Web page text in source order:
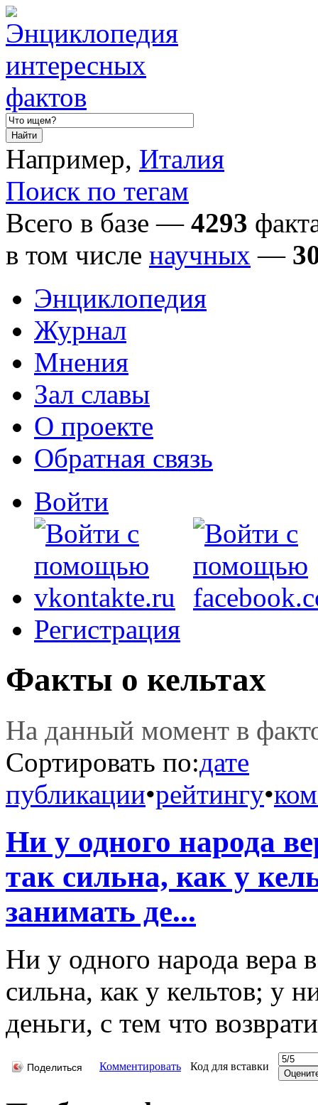
Например, Италия
Поиск по тегам
Всего в базе — 4293
в том числе научных —
Энциклопедия
Журнал
Мнения
Зал славы
О проекте
Обратная связь
Войти
Регистрация
Факты о кельтах
На данный момент в
Сортировать по:дате
публикации•рейтингу•
Ни у одного народа
так сильна, как у
занимать де...
Ни у одного народа вера
сильна, как у кельтов; у
деньги, с тем что
Поделиться Комментировать Код для вставки